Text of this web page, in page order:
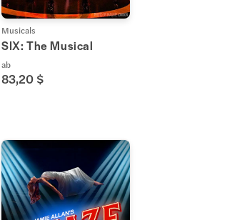
Musicals
SIX: The Musical
ab
83,20 $